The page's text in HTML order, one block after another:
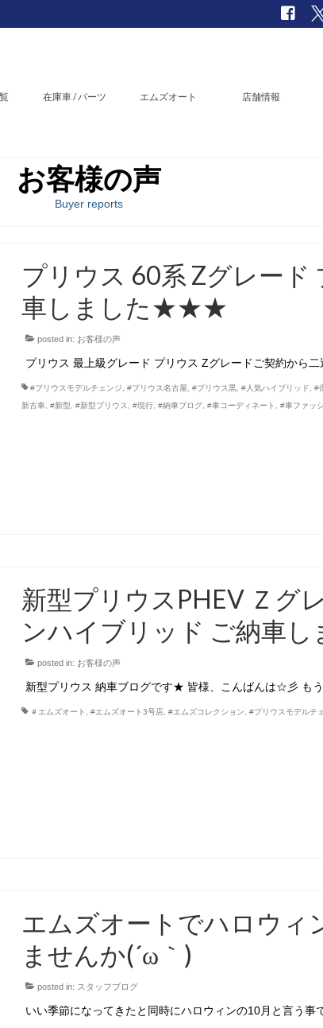
在庫車 / パーツ エムズオート 店舗情報
お客様の声
Buyer reports
プリウス 60系 Zグレード
車しました★★★
posted in: お客様の声
プリウス 最上級グレード プリウス Zグレードご契約から
#プリウスモデルチェンジ ,#プリウス名古屋 ,#プリウス黒 ,#人気ハイブリッド ,#
新古車
,#新型 ,#新型プリウス ,#現行 ,#納車ブログ ,#車コーディネート ,#車ファッ
新型プリウスPHEV Ｚグ
ンハイブリッド ご納車し
posted in: お客様の声
新型プリウス 納車ブログです★ 皆様、こんばんは☆彡 も
＃エムズオート ,#エムズオート3号店 ,#エムズコレクション ,#プリウスモデルチ
エムズオートでハロウィ
ませんか(´ω｀)
posted in: スタッフブログ
いい季節になってきたと同時にハロウィンの10月と言う